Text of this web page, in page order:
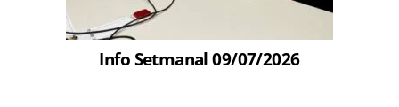
Info Setmanal 09/07/2026